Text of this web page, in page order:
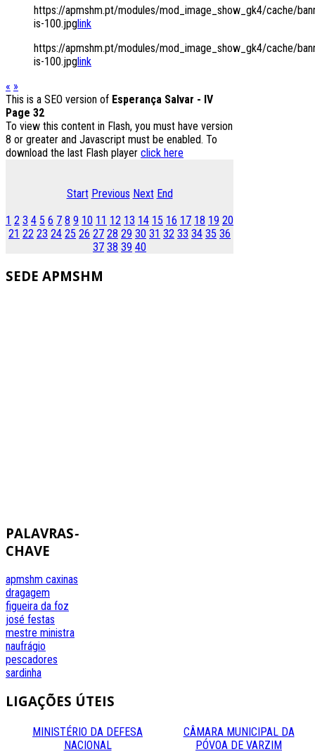
https://apmshm.pt/modules/mod_image_show_gk4/cache/
is-100.jpglink
https://apmshm.pt/modules/mod_image_show_gk4/cache/
is-100.jpglink
« »
This is a SEO version of Esperança Salvar - IV
Page 32
To view this content in Flash, you must have version
8 or greater and Javascript must be enabled. To
download the last Flash player click here
Start Previous Next End
1 2 3 4 5 6 7 8 9 10 11 12 13 14 15 16 17 18 19 20
21 22 23 24 25 26 27 28 29 30 31 32 33 34 35 36
37 38 39 40
SEDE APMSHM
PALAVRAS-
CHAVE
apmshm caxinas
dragagem
figueira da foz
josé festas
mestre ministra
naufrágio
pescadores
sardinha
LIGAÇÕES ÚTEIS
MINISTÉRIO DA DEFESA
NACIONAL
CÂMARA MUNICIPAL DA
PÓVOA DE VARZIM